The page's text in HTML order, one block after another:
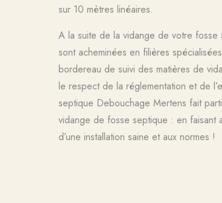
sur 10 mètres linéaires.
A la suite de la vidange de votre
sont acheminées en filières
bordereau de suivi des matières de
le respect de la réglementation et de
septique Debouchage Mertens fait
vidange de fosse septique : en faisant
d’une installation saine et aux normes !